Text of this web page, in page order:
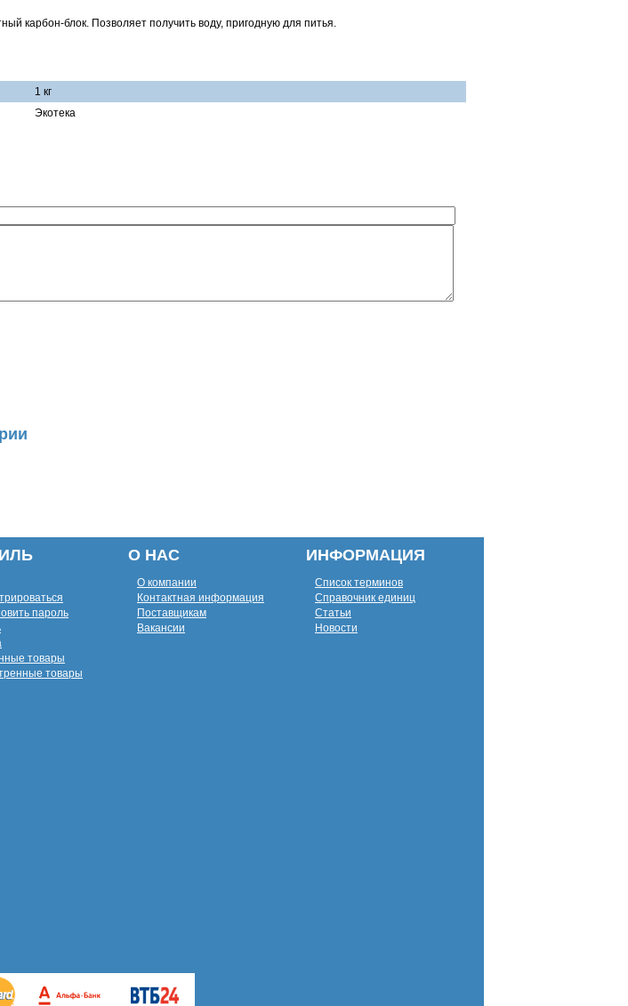
карбон-блок. Позволяет получить воду, пригодную для питья.
1 кг
Экотека
пароль
товары
товары
О НАС
О компании
Контактная информация
Поставщикам
Вакансии
ИНФОРМАЦИЯ
Список терминов
Справочник единиц
Статьи
Новости